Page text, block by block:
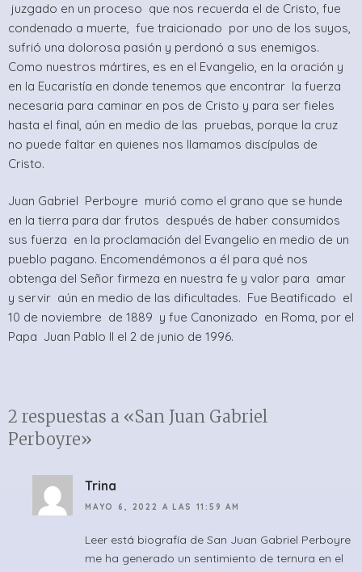
juzgado en un proceso que nos recuerda el de Cristo, fue
condenado a muerte, fue traicionado por uno de los suyos,
sufrió una dolorosa pasión y perdonó a sus enemigos.
Como nuestros mártires, es en el Evangelio, en la oración y
en la Eucaristía en donde tenemos que encontrar la fuerza
necesaria para caminar en pos de Cristo y para ser fieles
hasta el final, aún en medio de las pruebas, porque la cruz
no puede faltar en quienes nos llamamos discípulas de
Cristo.
Juan Gabriel Perboyre murió como el grano que se hunde
en la tierra para dar frutos después de haber consumidos
sus fuerza en la proclamación del Evangelio en medio de un
pueblo pagano. Encomendémonos a él para qué nos
obtenga del Señor firmeza en nuestra fe y valor para amar
y servir aún en medio de las dificultades. Fue Beatificado el
10 de noviembre de 1889 y fue Canonizado en Roma, por el
Papa Juan Pablo II el 2 de junio de 1996.
2 respuestas a «San Juan Gabriel
Perboyre»
Trina
MAYO 6, 2022 A LAS 11:59 AM
Leer está biografía de San Juan Gabriel Perboyre
me ha generado un sentimiento de ternura en el